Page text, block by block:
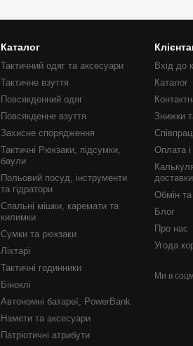
Каталог
Тактичний одяг та аксесуари
Тактичне взуття
Повсякденний одяг
Повсякденне взуття
Захисне спорядження
Тактичні Рюкзаки, підсумки,
баули
Польовий посуд, інструменти
та гідратори
Спальні мішки, каремати та
килимки
Сумки та рюкзаки
Ліхтарі
Тактичні годинники
Біноклі
Автономні батареї, PowerBank
Намети та аксесуари
Патріотичні атрибути
Вхід до
Каталог
Знижки
Оплата
доставки
Обмін
Блог
Про нас
Угода
Ми в